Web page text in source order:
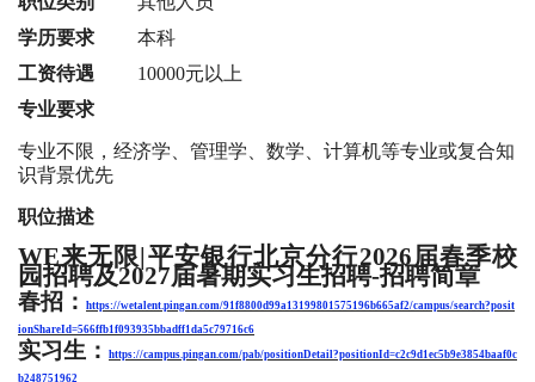
学历要求
本科
工资待遇
10000元以上
专业要求
专业不限，经济学、管理学、数学、计算机等专业或复合知
识背景优先
职位描述
WE来无限|平安银行北京分行2026届春季校
园招聘及2027届暑期实习生招聘-招聘简章
春招：
https://wetalent.pingan.com/91f8800d99a13199801575196b665af2/campus/search?posit
ionShareId=566ffb1f093935bbadff1da5c79716c6
实习生：
https://campus.pingan.com/pab/positionDetail?positionId=c2c9d1ec5b9e3854baaf0c
b248751962